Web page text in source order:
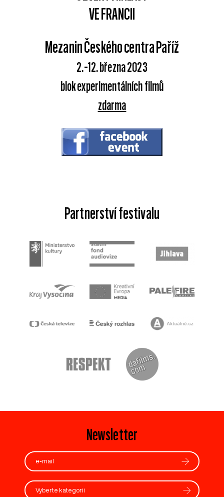
VE FRANCII
Mezanin Českého centra Paříž
2.–12. března 2023
blok experimentálních filmů
zdarma
Partnerství festivalu
Newsletter
Vyberte kategorii